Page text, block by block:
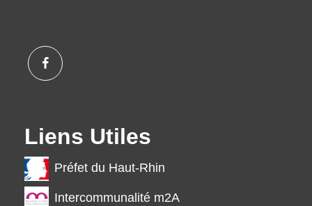
Liens Utiles
Préfet du Haut-Rhin
Intercommunalité m2A